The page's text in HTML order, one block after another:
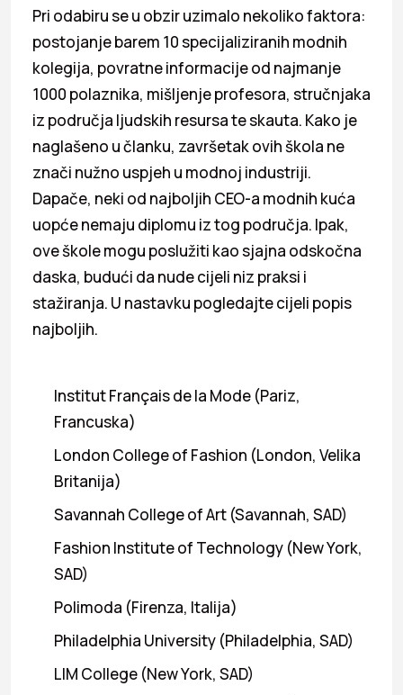
Pri odabiru se u obzir uzimalo nekoliko faktora:
postojanje barem 10 specijaliziranih modnih
kolegija, povratne informacije od najmanje
1000 polaznika, mišljenje profesora, stručnjaka
iz područja ljudskih resursa te skauta. Kako je
naglašeno u članku, završetak ovih škola ne
znači nužno uspjeh u modnoj industriji.
Dapače, neki od najboljih CEO-a modnih kuća
uopće nemaju diplomu iz tog područja. Ipak,
ove škole mogu poslužiti kao sjajna odskočna
daska, budući da nude cijeli niz praksi i
stažiranja. U nastavku pogledajte cijeli popis
najboljih.
Institut Français de la Mode (Pariz,
Francuska)
London College of Fashion (London, Velika
Britanija)
Savannah College of Art (Savannah, SAD)
Fashion Institute of Technology (New York,
SAD)
Polimoda (Firenza, Italija)
Philadelphia University (Philadelphia, SAD)
LIM College (New York, SAD)